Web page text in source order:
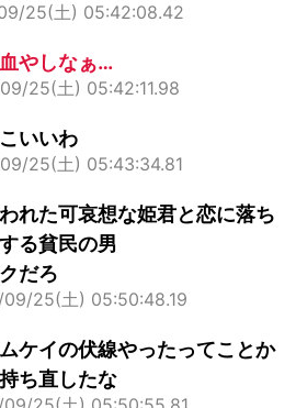
25(土) 05:42:08.42
やしなぁ…
25(土) 05:42:11.98
いいわ
25(土) 05:43:34.81
れた可哀想な姫君と恋に落ち
る貧民の男
だろ
09/25(土) 05:50:48.19
ケイの伏線やったってことか
ち直したな